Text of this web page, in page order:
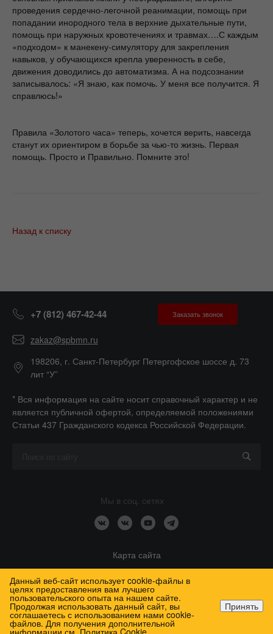
Главная Кабинет Корзина
Главная Кабинет Корзина
проведения сердечно-легочной реанимации, помощь при
попадании инородного тела в верхние дыхательные пути,
помощь при наружных кровотечениях и травмах….С каждым
«подходом» к манекену-симулятору для закрепления
навыков, у обучающихся крепла уверенность в себе,
движения доводились до автоматизма. А на подсознании
записывалось: «Я знаю, как помочь. У меня все получится. Я
справлюсь!»
Правила «Золотого часа» теперь, хочется верить, навсегда
станут их ориентиром в борьбе за чью-то жизнь. Первая
помощь. Просто и Правильно. Помните это!
Назад к списку
+7 (812) 467-42-44 Заказать звонок
zakaz@spbmn.ru
198206, г. Санкт-Петербург Петергофское шоссе д. 73
лит “У”
* Вся информация на сайте носит справочный характер и не
является публичной офертой, определяемой положениями
Статьи 437 Гражданского кодекса Российской Федерации.
Мы в соц. сетях
2026 Медтехника Спб, Все права защищены
Карта сайта
Данный веб-сайт использует cookie-файлы в
целях предоставления вам лучшего
пользовательского опыта на нашем сайте.
Продолжая использовать данный сайт, вы
соглашаетесь с использованием нами cookie-
файлов. Для получения дополнительной
информации см.Политика Cookie
Принять